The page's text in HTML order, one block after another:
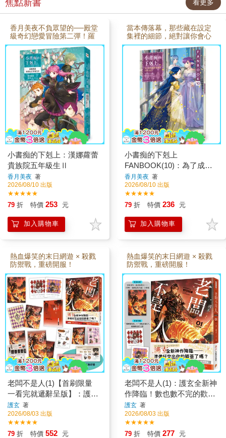
焦點新書 看更多
香月美夜不負眾望的──殿堂
級奇幻戀愛冒險第二彈！羅
潔梅茵不在也能出大事？！
專屬漢娜蘿蕾的求婚大混
戰，正式開打！入選「這本
輕小說真厲害」最高榮譽
「名人堂」！日本全系列熱
銷突破＼1400萬冊／隨書附
贈——「婚約的試煉」＋
「戴肯弗爾格領主一族大集
合」雙面彩印小海報特別收
錄——番外篇〈失言與問
話〉、〈君騰第一年的考
驗〉＋四格漫畫未婚夫人選
遲遲未定，漢娜蘿蕾心煩意
亂，在向時之女神祈禱後，
竟莫名失去意識長達十天。
當她終於甦醒時，卻發現周
遭起了驚天動地的變化！為
了爭奪成為第二位女神化身
的她，各領蠢蠢欲動，甚至
聯名要求比試「搶婚迪
塔」。在君騰強勢介入與席
態愈演愈烈。而與此同時，
多雷凡赫的奧爾特溫、領內
的勞佛列格，甚至原本的候
連向她表明心意，並成功引
起她的近侍們爭論，誰才是
最適合她的那個人！面對接
踵而來的真摯告白與背後的
政治盤算，身處沒有羅潔梅
茵相伴的貴族院，還動不動
就面紅耳赤的「愛哭鬼大小
姐」漢娜蘿蕾，能否在一片
迪塔狂熱中，得到神明真正
的「指引」，做出不後悔的
抉擇？
小書痴的下剋上：漢娜蘿蕾
貴族院五年級生Ⅱ
香月美夜 著
2026/08/10 出版
★★★★★
79 折 特價 253 元
加入購物車
當本傳落幕，那些藏在設定
集裡的細節，絕對讓你會心
一笑！《小書痴的下剋上》
公式集第十彈，帶你直擊作
者最真實的創作魂！摘下
「這本輕小說真厲害」最高
榮譽名人堂！單行本．小說
部門第1名！享有「奇幻小說
聖經」美譽！第56回星雲賞
「日本長篇小說部門」受
賞！日本全系列熱賣突破14
00萬冊！繁體中文版銷售狂
銷近50萬冊！▍精緻繪圖★
短篇集Ⅱ～Ⅲ封面和海報的
彩圖及草稿★漢娜蘿蕾貴族
院五年級生Ⅰ封面和海報的
彩圖及草稿★漢娜蘿蕾貴族
院五年級生廣播劇1封面的彩
圖及草稿★Junior文庫第三
部Ⅲ～Ⅴ封面和摺口的彩圖
及草稿★2024音樂劇主視覺
圖．粉絲插畫集封面彩圖及
草稿★2024耶誕明信片．20
草稿★平民區篇①～③．神
殿篇①～②周邊商品用Q版
角色圖★羅潔梅茵的近侍篇
圖★艾倫菲斯特的貴族篇①
～②周邊商品用Q版角色圖
★漢娜蘿蕾貴族院五年級生
篇①～②周邊商品用Q版角
色圖★諸神篇①～②．祈禱
獻予諸神！周邊商品用Q版
角色圖▍追加番外★香月美
夜 特別短篇〈宿舍的構造與
特色〉★波野涼 漫畫〈出
差式神殿教室之路〉★勝木
光 漫畫〈留宿的許可〉★
椎名優 四格漫畫〈輕鬆悠
閒的家族日常〉★草壁レ
イ 漫畫〈女神的肖像畫〉
▍特別收錄★椎名優角色設
改編漫畫連載開始宣傳圖草
稿★香月美夜、鈴華《漢娜
蘿蕾貴族院五年級生》廣播
劇1配音觀摩報告★香月美夜
老師精采Q&A問答集！
小書痴的下剋上
FANBOOK(10)：為了成為
圖書管理員不擇手段！
香月美夜著
2026/08/10 出版
★★★★★
79 折 特價 236 元
加入購物車
熱血爆笑的末日網遊 × 殺戮
防禦戰，重磅開服！
老闆不是人(1)【首刷限量
一看完就遞辭呈版】：護玄
全新神作降臨！數也數不完
的歡樂吐槽 × 熱血戰鬥！
護玄 著
2026/08/03 出版
★★★★★
79 折 特價 552 元
熱血爆笑的末日網遊 × 殺戮
防禦戰，重磅開服！
老闆不是人(1)：護玄全新神
作降臨！數也數不完的歡樂
吐槽 × 熱血戰鬥！
護玄著
2026/08/03 出版
★★★★★
79 折 特價 277 元